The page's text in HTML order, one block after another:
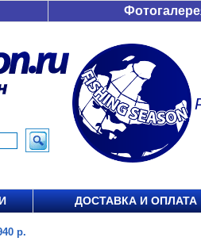
ДОСТАВКА И ОПЛАТА
р.